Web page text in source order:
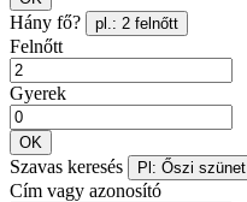
Hány fő? pl.: 2 felnőtt
Felnőtt
Gyerek
OK
Szavas keresés Pl: Őszi szünet
Cím vagy azonosító